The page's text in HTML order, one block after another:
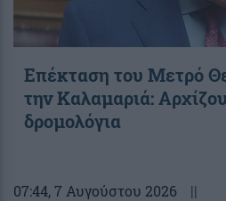
Επέκταση του Μετρό
την Καλαμαριά:
δρομολόγια
07:44, 7 Αυγούστου 2026 ||